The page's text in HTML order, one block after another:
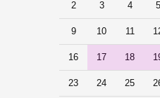
2 3 4 5
9 10 11
16 17 18
23 24 25